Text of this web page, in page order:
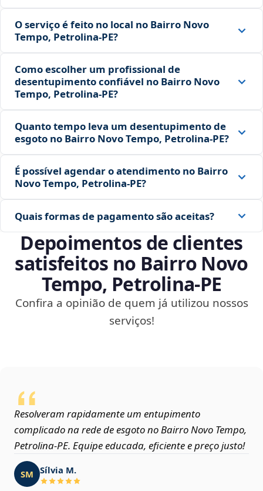
O serviço é feito no local no Bairro Novo
Tempo, Petrolina‑PE?
Como escolher um profissional de
desentupimento confiável no Bairro Novo
Tempo, Petrolina‑PE?
Quanto tempo leva um desentupimento de
esgoto no Bairro Novo Tempo, Petrolina‑PE?
É possível agendar o atendimento no Bairro
Novo Tempo, Petrolina‑PE?
Quais formas de pagamento são aceitas?
Depoimentos de clientes
satisfeitos no Bairro Novo
Tempo, Petrolina‑PE
Confira a opinião de quem já utilizou nossos
serviços!
Resolveram rapidamente um entupimento
complicado na rede de esgoto no Bairro Novo Tempo,
Petrolina‑PE. Equipe educada, eficiente e preço justo!
SM Sílvia M.